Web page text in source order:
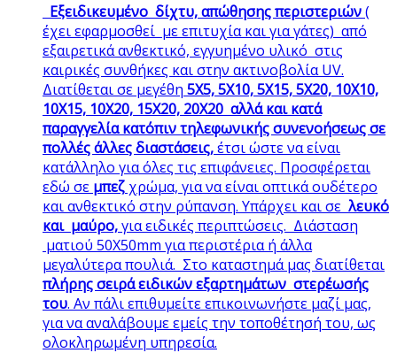
Εξειδικευμένο δίχτυ, απώθησηςπεριστεριών(
έχει εφαρμοσθεί με επιτυχία και για γάτες) από
εξαιρετικά ανθεκτικό, εγγυημένο υλικό στις
καιρικές συνθήκες και στην ακτινοβολία UV.
Διατίθεται σε μεγέθη 5Χ5, 5Χ10, 5Χ15, 5Χ20, 10Χ10,
10Χ15, 10Χ20, 15Χ20, 20Χ20 αλλά και κατά
παραγγελία κατόπιν τηλεφωνικής συνενοήσεως σε
πολλές άλλες διαστάσεις,έτσι ώστε να είναι
κατάλληλο για όλες τις επιφάνειες. Προσφέρεται
εδώ σε μπεζ χρώμα, για να είναι οπτικά ουδέτερο
και ανθεκτικό στην ρύπανση. Υπάρχει και σε λευκό
και μαύρο,για ειδικές περιπτώσεις. Διάσταση
ματιού 50Χ50mm για περιστέρια ή άλλα
μεγαλύτερα πουλιά. Στο καταστημά μας διατίθεται
πλήρης σειρά ειδικών εξαρτημάτων στερέωσής
του. Αν πάλι επιθυμείτε επικοινωνήστε μαζί μας,
για να αναλάβουμε εμείς την τοποθέτησή του, ως
ολοκληρωμένη υπηρεσία.